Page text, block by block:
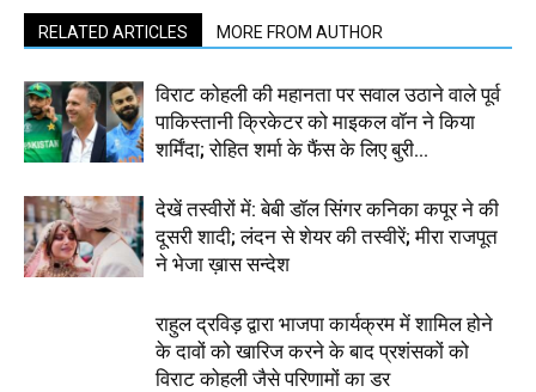
RELATED ARTICLES MORE FROM AUTHOR
विराट कोहली की महानता पर सवाल उठाने वाले पूर्व
पाकिस्तानी क्रिकेटर को माइकल वॉन ने किया
शर्मिंदा; रोहित शर्मा के फैंस के लिए बुरी...
देखें तस्वीरों में: बेबी डॉल सिंगर कनिका कपूर ने की
दूसरी शादी; लंदन से शेयर की तस्वीरें; मीरा राजपूत
ने भेजा ख़ास सन्देश
राहुल द्रविड़ द्वारा भाजपा कार्यक्रम में शामिल होने
के दावों को खारिज करने के बाद प्रशंसकों को
विराट कोहली जैसे परिणामों का डर